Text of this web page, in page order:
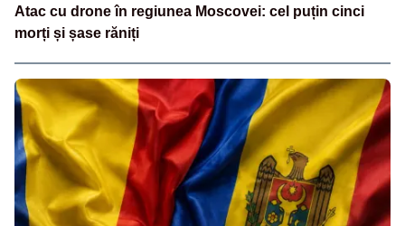
Atac cu drone în regiunea Moscovei: cel puțin cinci
morți și șase răniți